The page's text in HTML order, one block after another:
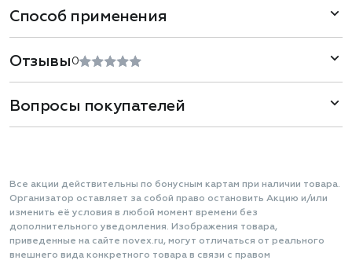
Способ применения
Отзывы 0
Вопросы покупателей
Все акции действительны по бонусным картам при наличии товара.
Организатор оставляет за собой право остановить Акцию и/или
изменить её условия в любой момент времени без
дополнительного уведомления. Изображения товара,
приведенные на сайте novex.ru, могут отличаться от реального
внешнего вида конкретного товара в связи с правом